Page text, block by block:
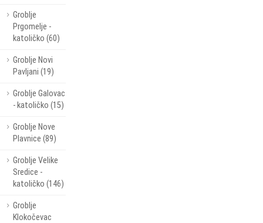
Groblje
Prgomelje -
katoličko (60)
Groblje Novi
Pavljani (19)
Groblje Galovac
- katoličko (15)
Groblje Nove
Plavnice (89)
Groblje Velike
Sredice -
katoličko (146)
Groblje
Klokočevac